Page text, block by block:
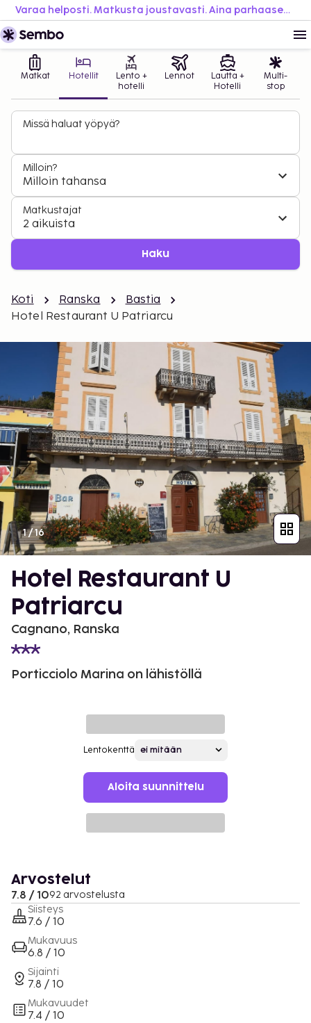
Varaa helposti. Matkusta joustavasti. Aina parhaaseen hintaan.
Matkat Hotellit
Lento +
hotelli
Lennot
Lautta +
Hotelli
Multi-
stop
Missä haluat yöpyä?
Milloin?
Milloin tahansa
Matkustajat
2 aikuista
Haku
Koti Ranska
Bastia
Hotel Restaurant U Patriarcu
1/16
Hotel Restaurant U
Patriarcu
Cagnano, Ranska
Porticciolo Marina on lähistöllä
Lentokenttä
Aloita suunnittelu
Arvostelut
7.8 / 1092 arvostelusta
Siisteys
7.6 / 10
Mukavuus
6.8 / 10
Sijainti
7.8 / 10
Mukavuudet
7.4 / 10